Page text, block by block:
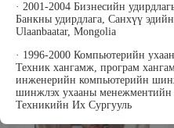
· 2001-2004 Бизнесийн
Банкны удирдлага, Санхүү эдийн
Ulaanbaatar, Mongolia
· 1996-2000 Компьютерийн
Техник хангамж, програм
инженерийн компьютерийн
шинжлэх ухааны менежментийн
Техникийн Их Сургууль
Уранбор Сэмбэрүү
Прус Центр ХХК-ийн Хяналт
шинжилгээ үнэлгээний дарга
тогтолцооны хэрэгжүүлэгч